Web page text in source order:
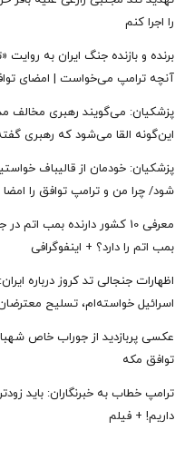
را اجرا کنم
برنده و بازنده جنگ ایران به
آنچه ترامپ می‌خواست | امضای
پزشکیان: می‌گویند رهبری مخالف
این‌گونه القا می‌شود که رهبری
پزشکیان: خودمان از قالیباف
شود/ چرا من و ترامپ توافق را امضا
معرفی 10 کشور دارنده بمب
بمب اتم را دارد؟ + اینفوگرافی
اظهارات جنجالی تد کروز درباره
اسرائیل خواسته‌ام، تسلیح
عکسی پربازدید از جوراب‌ خاص
توافق‌ مکه
ترامپ خطاب به خبرنگاران: باید
داریم! + فیلم